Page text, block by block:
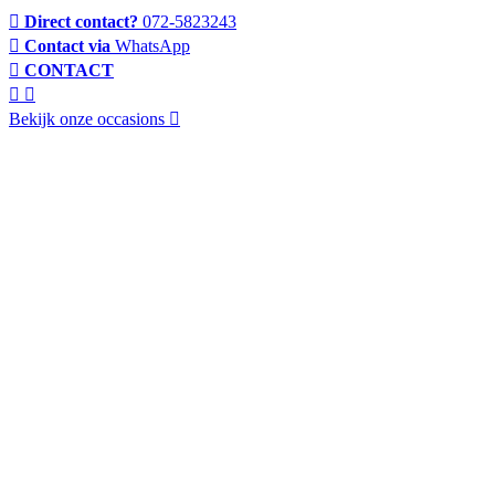
Direct contact? 072-5823243
Contact via WhatsApp
CONTACT
Bekijk onze occasions